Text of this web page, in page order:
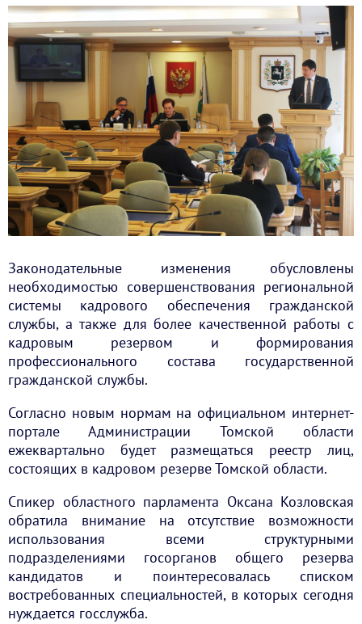
Законодательные изменения обусловлены
необходимостью совершенствования региональной
системы кадрового обеспечения гражданской
службы, а также для более качественной работы с
кадровым резервом и формирования
профессионального состава государственной
гражданской службы.
Согласно новым нормам на официальном интернет-
портале Администрации Томской области
ежеквартально будет размещаться реестр лиц,
состоящих в кадровом резерве Томской области.
Спикер областного парламента Оксана Козловская
обратила внимание на отсутствие возможности
использования всеми структурными
подразделениями госорганов общего резерва
кандидатов и поинтересовалась списком
востребованных специальностей, в которых сегодня
нуждается госслужба.